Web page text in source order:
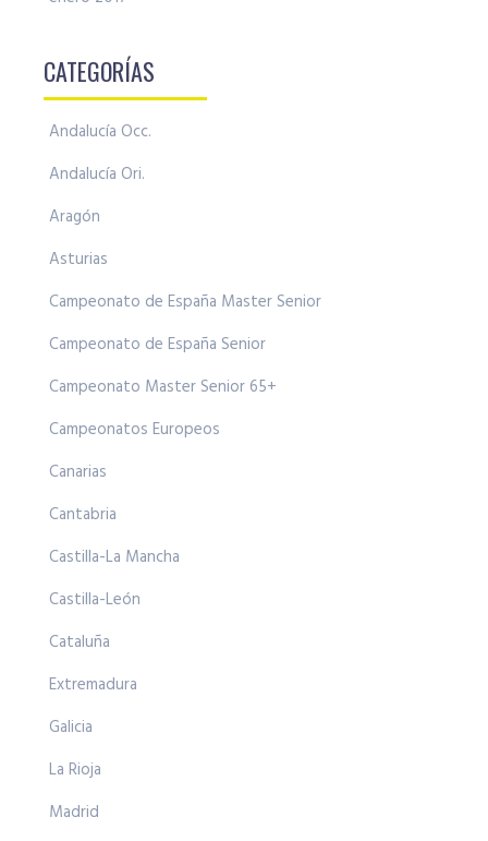
CATEGORÍAS
Andalucía Occ.
Andalucía Ori.
Aragón
Asturias
Campeonato de España Master Senior
Campeonato de España Senior
Campeonato Master Senior 65+
Campeonatos Europeos
Canarias
Cantabria
Castilla-La Mancha
Castilla-León
Cataluña
Extremadura
Galicia
La Rioja
Madrid